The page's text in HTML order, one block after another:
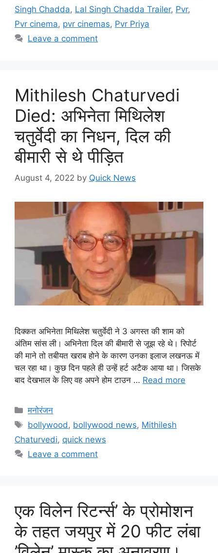
Singh Chadda, Lal Singh Chadda Trailer, Pvr,
Pvr cinema, pvr cinemas, Pvr Priya
Leave a comment
Mithilesh Chaturvedi
Died: अभिनेता मिथिलेश
चतुर्वेदी का निधन, दिल की
बीमारी से थे पीड़ित
August 4, 2022 by Quick News
दिक्कत अभिनेता मिथिलेश चतुर्वेदी ने 3 अगस्त की शाम को
अंतिम सांस ली। अभिनेता दिल की बीमारी से जूझ रहे थे। रिपोर्ट
की माने तो तबीयत खराब होने के कारण उनका इलाज लखनऊ में
चल रहा था। कुछ दिन पहले ही उन्हें हर्ट अटैक आया था। जिसके
बाद देखभाल के लिए वह अपने होम टाउन … Read more
मनोरंजन
bollywood , bollywood news, Mithilesh
Chaturvedi, quick news
Leave a comment
एक विलेन रिटर्न्स’ के प्रोमोशन
के तहत जयपुर में 20 फीट लंबा